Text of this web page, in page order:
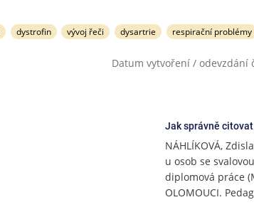
dystrofin vývoj řeči dysartrie respirační problémy
Datum vytvoření / odevzdání
Jak správně
NÁHLÍKOVÁ,
u osob se
diplomová práce
OLOMOUCI.